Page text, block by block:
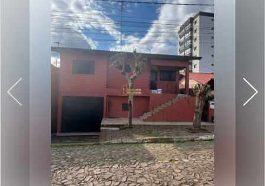
Simulador de financiamento
Negocie seu imóvel
Imóveis favoritos
Contato